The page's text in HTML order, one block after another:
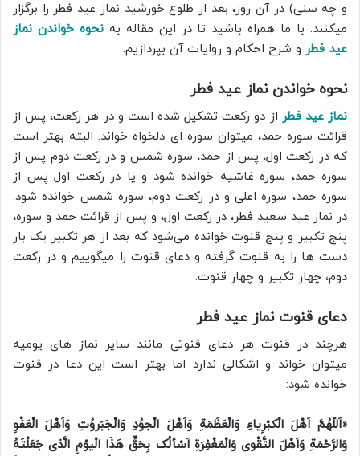
و چه سنی) در آن روز، بعد از طلوع خورشید نماز عید فطر را برگزار
میکنند. با ما همراه باشید تا در این مقاله بهنحوه خواندن نماز
عید فطر و شرح احکام و روایات آن بپردازیم.
نحوه خواندن نماز عید فطر
نماز عید فطر از دو رکعت تشکیل شده است و در هر رکعت، پس از
قرائت سوره حمد، میتوان سوره ای دلخواه خواند. البته بهتر است
که در رکعت اول، پس از حمد، سوره شمس و در رکعت دوم پس از
سوره حمد، سوره غاشیه خوانده شود و یا در رکعت اول پس از
سوره حمد، سوره اعلی و در رکعت دوم، سوره شمس خوانده شود.
در نماز عید سعید فطر، در رکعت اول، و پس از قرائت حمد و سوره،
پنج تکبیر و پنج قنوت خوانده می‌شود که بعد از هر تکبیر یک بار
دست ها را به قنوت گرفته و دعای قنوت را میگوییم و در رکعت
دوم، چهار تکبیر و چهار قنوت.
دعای قنوت نماز عید فطر
هرچند در قنوت هر دعای قنوتی مانند سایر نماز های یومیه
میتوان خواند و اشکالی ندارد اما بهتر است این دعا در قنوت
خوانده شود:
«اَللّهُمَّ اَهْلَ الْکبْرِیاءِ وَالْعَظَمَةِ وَاَهْلَ الْجوُدِ وَالْجَبَروُتِ وَاَهْلَ الْعَفْوِ
وَالرَّحْمَةِ وَاَهْلَ التَّقْوی وَالْمَغْفِرَةِ اَسْألُک بِحَقِّ هَذَا الْیوْمِ الَّذی جَعَلْتَهُ